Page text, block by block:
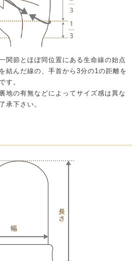
関節とほぼ同位置にある生命線の始点
結んだ線の、手首から3分の1の距離を
す。
地の有無などによってサイズ感は異な
承下さい。